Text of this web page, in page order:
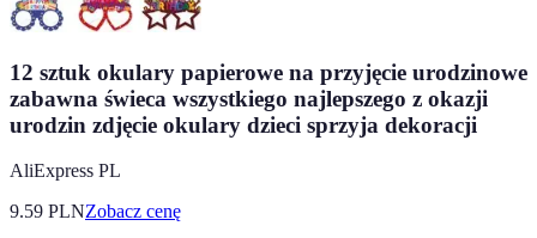
12 sztuk okulary papierowe na przyjęcie urodzinowe
zabawna świeca wszystkiego najlepszego z okazji
urodzin zdjęcie okulary dzieci sprzyja dekoracji
AliExpress PL
9.59 PLNZobacz cenę